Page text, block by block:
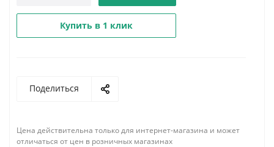
Купить в 1 клик
Поделиться
Цена действительна только для интернет-магазина и может
отличаться от цен в розничных магазинах